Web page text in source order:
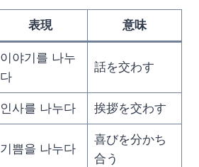
表現 意味
이야기를 나누
다
話を交わす
인사를 나누다 挨拶を交わす
기쁨을 나누다
喜びを分かち
合う